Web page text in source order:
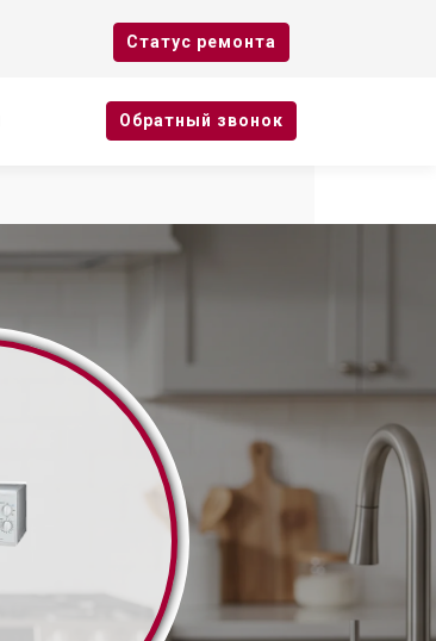
Cтатус ремонта
Oбратный звонок